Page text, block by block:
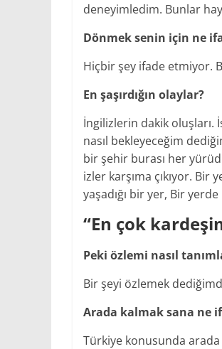
deneyimledim. Bunlar
Dönmek senin için ne
Hiçbir şey ifade etmiyor.
En şaşırdığın olaylar?
İngilizlerin dakik oluşları.
nasıl bekleyeceğim
bir şehir burası her
izler karşıma çıkıyor. Bir
yaşadığı bir yer, Bir
“En çok
Peki özlemi nasıl
Bir şeyi özlemek
Arada kalmak sana ne
Türkiye konusunda